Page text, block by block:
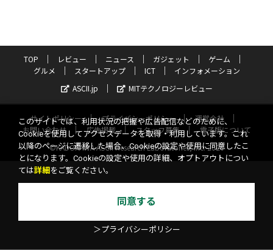
TOP レビュー ニュース ガジェット
ゲーム
グルメ
スタートアップ ICT
インフォメーション
ASCII.jp
MITテクノロジーレビュー
サイトポリシー プライバシーポリシー
運営会社
お問い合わせ
広告掲載 スタッフ募集
電子版について
©KADOKAWA ASCII Research Laboratories, Inc. 2026
このサイトでは、利用状況の把握や広告配信などのために、
Cookieを使用してアクセスデータを取得・利用しています。これ
以降のページに遷移した場合、Cookieの設定や使用に同意したこ
とになります。Cookieの設定や使用の詳細、オプトアウトについ
ては詳細 をご覧ください。
同意する
＞プライバシーポリシー